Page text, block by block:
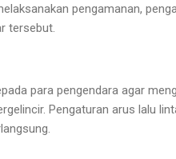
pengamanan,
tersebut.
para pengendara agar
Pengaturan arus lalu